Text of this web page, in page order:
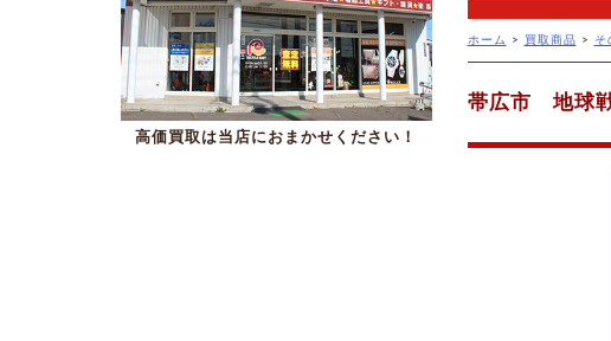
ホーム > 買取商品 > そ
帯広市 地球
高価買取は当店におまかせください！